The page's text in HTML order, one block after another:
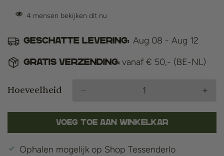
4 mensen bekijken dit nu
Geschatte levering: Aug 08 - Aug 12
Gratis verzending: vanaf € 50,- (BE-NL)
Hoeveelheid
Voeg toe aan winkelkar
Ophalen mogelijk op Shop Tessenderlo